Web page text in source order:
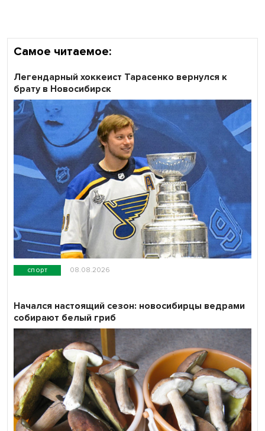
Самое читаемое:
спорт 08.08.2026
Легендарный хоккеист Тарасенко вернулся к
брату в Новосибирск
Начался настоящий сезон: новосибирцы ведрами
собирают белый гриб